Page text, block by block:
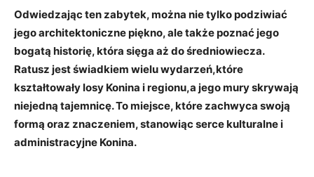
Odwiedzając ten zabytek, można​ nie tylko podziwiać
jego⁤ architektoniczne piękno, ale także ⁤poznać ⁤jego
bogatą historię, która sięga aż ​do średniowiecza.
Ratusz ​jest świadkiem⁢ wielu wydarzeń,które
kształtowały losy Konina i regionu,a ​jego ‌mury skrywają
niejedną‍ tajemnicę. To miejsce, ⁤które zachwyca swoją
formą oraz znaczeniem, stanowiąc serce⁢ kulturalne i
administracyjne Konina.